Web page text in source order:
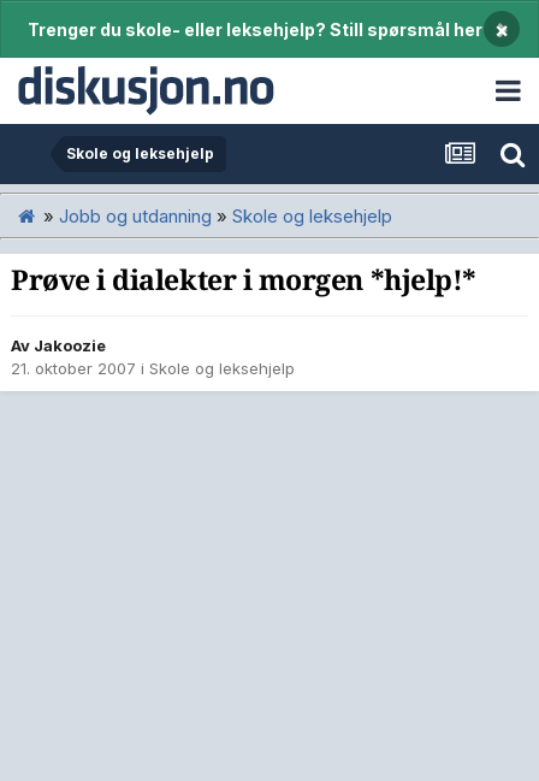
Trenger du skole- eller leksehjelp? Still spørsmål her ×
Skole og leksehjelp
» Jobb og utdanning » Skole og leksehjelp
Prøve i dialekter i morgen *hjelp!*
Av Jakoozie
21. oktober 2007 i Skole og leksehjelp